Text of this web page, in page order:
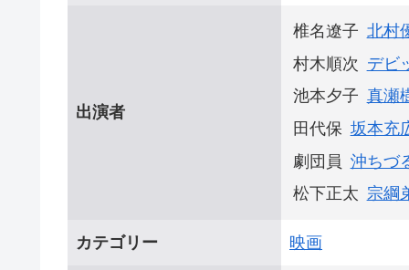
出演者
椎名遼子 北村
村木順次 デビ
池本夕子 真瀬
田代保 坂本充
劇団員 沖ちづ
松下正太 宗綱
カテゴリー 映画